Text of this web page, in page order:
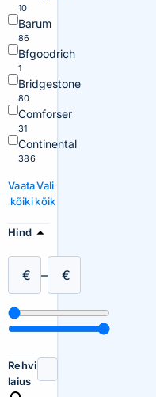
10
Barum
86
Bfgoodrich
1
Bridgestone
80
Comforser
31
Continental
386
Vaata
kõiki
Vali
kõik
Hind
€ – €
Rehvi
laius